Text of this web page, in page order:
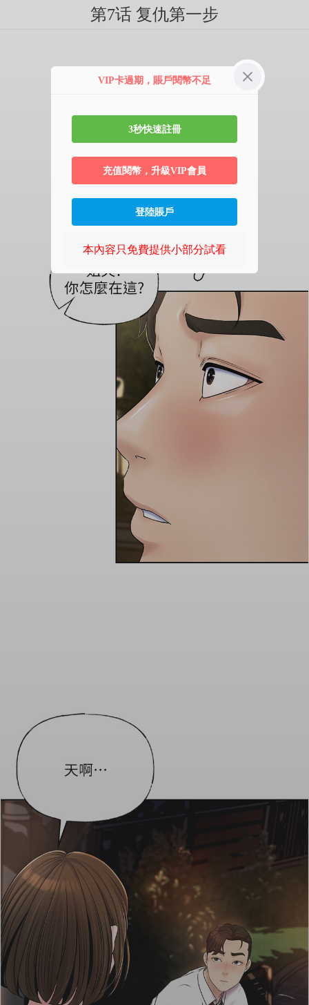
第7话 复仇第一步
VIP卡過期，賬戶閱幣不足
3秒快速註冊
充值閱幣，升級VIP會員
登陸賬戶
本內容只免費提供小部分試看